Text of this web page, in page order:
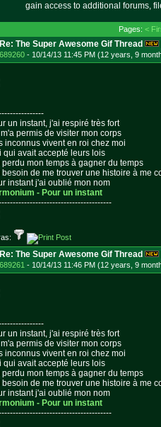
gain access to additional forums,
Pages: <
Re: The Super Awesome Gif Thread
- 10/14/13 11:45 PM (12 years, 9
un instant, j'ai respiré très fort
permis de visiter mon corps
inconnus vivent en roi chez moi
qui avait accepté leurs lois
perdu mon temps à gagner du temps
besoin de me trouver une histoire à me
instant j'ai oublié mon nom
- Pour un instant
------------
Re: The Super Awesome Gif Thread
- 10/14/13 11:46 PM (12 years, 9
un instant, j'ai respiré très fort
permis de visiter mon corps
inconnus vivent en roi chez moi
qui avait accepté leurs lois
perdu mon temps à gagner du temps
besoin de me trouver une histoire à me
instant j'ai oublié mon nom
- Pour un instant
------------